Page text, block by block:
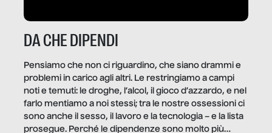
DA CHE DIPENDI
Pensiamo che non ci riguardino, che siano drammi e
problemi in carico agli altri. Le restringiamo a campi
noti e temuti: le droghe, l’alcol, il gioco d’azzardo, e nel
farlo mentiamo a noi stessi; tra le nostre ossessioni ci
sono anche il sesso, il lavoro e la tecnologia – e la lista
prosegue. Perché le dipendenze sono molto più